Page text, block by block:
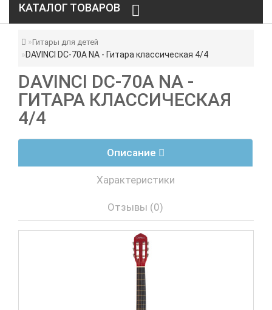
КАТАЛОГ ТОВАРОВ
Гитары для детей
DAVINCI DC-70A NA - Гитара классическая 4/4
DAVINCI DC-70A NA -
ГИТАРА КЛАССИЧЕСКАЯ
4/4
Описание
Характеристики
Отзывы (0)